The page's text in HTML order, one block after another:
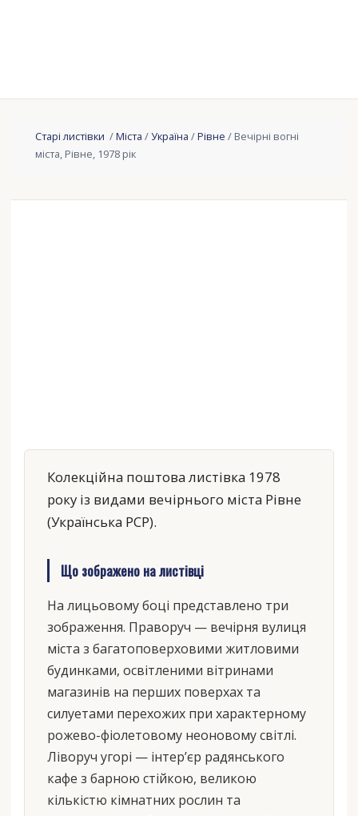
Старі листівки /Міста /Україна /Рівне / Вечірні вогні
міста, Рівне, 1978 рік
Колекційна поштова листівка 1978
року із видами вечірнього міста Рівне
(Українська РСР).
Що зображено на листівці
На лицьовому боці представлено три
зображення. Праворуч — вечірня вулиця
міста з багатоповерховими житловими
будинками, освітленими вітринами
магазинів на перших поверхах та
силуетами перехожих при характерному
рожево-фіолетовому неоновому світлі.
Ліворуч угорі — інтер’єр радянського
кафе з барною стійкою, великою
кількістю кімнатних рослин та